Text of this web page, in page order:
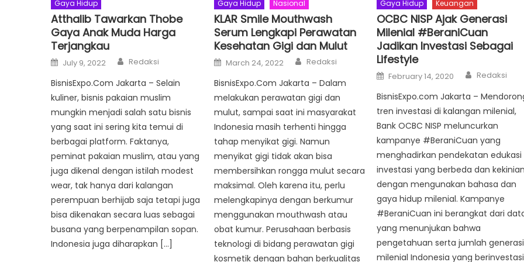
Gaya Hidup
Atthalib Tawarkan Thobe
Gaya Anak Muda Harga
Terjangkau
Posted
on
July 9, 2022 Author
Redaksi
BisnisExpo.Com Jakarta – Selain
kuliner, bisnis pakaian muslim
mungkin menjadi salah satu bisnis
yang saat ini sering kita temui di
berbagai platform. Faktanya,
peminat pakaian muslim, atau yang
juga dikenal dengan istilah modest
wear, tak hanya dari kalangan
perempuan berhijab saja tetapi juga
bisa dikenakan secara luas sebagai
busana yang berpenampilan sopan.
Indonesia juga diharapkan […]
Gaya Hidup Nasional
KLAR Smile Mouthwash
Serum Lengkapi Perawatan
Kesehatan Gigi dan Mulut
Posted
on
March 24, 2022 Author
Redaksi
BisnisExpo.Com Jakarta – Dalam
melakukan perawatan gigi dan
mulut, sampai saat ini masyarakat
Indonesia masih terhenti hingga
tahap menyikat gigi. Namun
menyikat gigi tidak akan bisa
membersihkan rongga mulut secara
maksimal. Oleh karena itu, perlu
melengkapinya dengan berkumur
menggunakan mouthwash atau
obat kumur. Perusahaan berbasis
teknologi di bidang perawatan gigi
kosmetik dengan bahan berkualitas
Gaya Hidup Keuangan
OCBC NISP Ajak Generasi
Milenial #BeraniCuan
Jadikan Investasi Sebagai
Lifestyle
Posted
on
February 14, 2020 Author
Redaksi
BisnisExpo.com Jakarta –
tren investasi di kalangan milenial,
Bank OCBC NISP meluncurkan
kampanye #BeraniCuan yang
menghadirkan pendekatan edukasi
investasi yang berbeda dan kekinian
dengan mengunakan bahasa dan
gaya hidup milenial. Kampanye
#BeraniCuan ini berangkat dari
yang menunjukan bahwa
pengetahuan serta jumlah generasi
milenial Indonesia yang berinvestasi